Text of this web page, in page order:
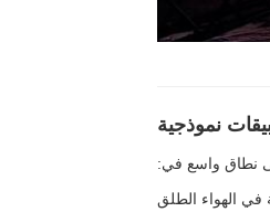
نموذجية
الهواء الطلق